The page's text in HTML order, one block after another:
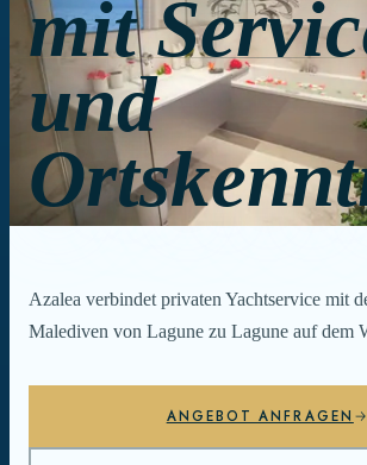
mit
und
Azalea verbindet privaten Yachtservice mit
Malediven von Lagune zu Lagune auf dem
ANGEBOT ANFRAGEN